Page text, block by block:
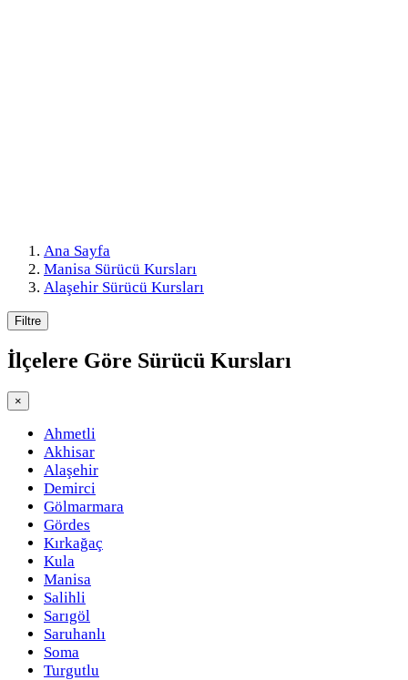
Ana Sayfa
Manisa Sürücü Kursları
Alaşehir Sürücü Kursları
Filtre
İlçelere Göre Sürücü Kursları
×
Ahmetli
Akhisar
Alaşehir
Demirci
Gölmarmara
Gördes
Kırkağaç
Kula
Manisa
Salihli
Sarıgöl
Saruhanlı
Soma
Turgutlu